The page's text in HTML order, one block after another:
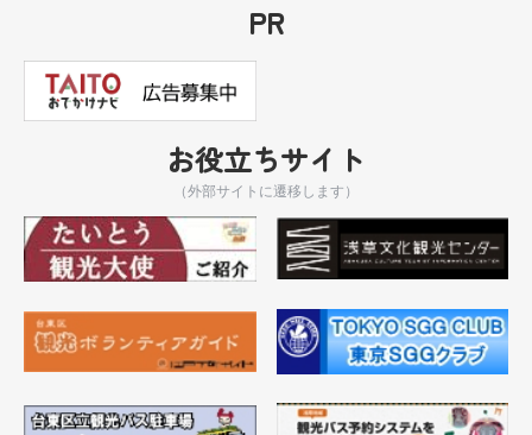
PR
お役立ちサイト
（外部サイトに遷移します）